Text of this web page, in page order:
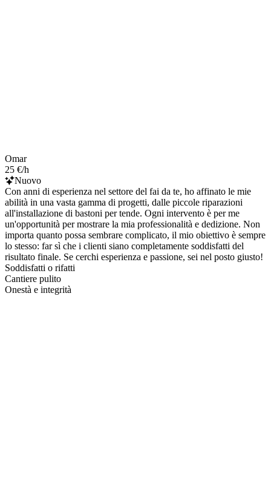
Omar
25 €/h
Nuovo
Con anni di esperienza nel settore del fai da te, ho affinato le mie
abilità in una vasta gamma di progetti, dalle piccole riparazioni
all'installazione di bastoni per tende. Ogni intervento è per me
un'opportunità per mostrare la mia professionalità e dedizione. Non
importa quanto possa sembrare complicato, il mio obiettivo è sempre
lo stesso: far sì che i clienti siano completamente soddisfatti del
risultato finale. Se cerchi esperienza e passione, sei nel posto giusto!
Soddisfatti o rifatti
Cantiere pulito
Onestà e integrità